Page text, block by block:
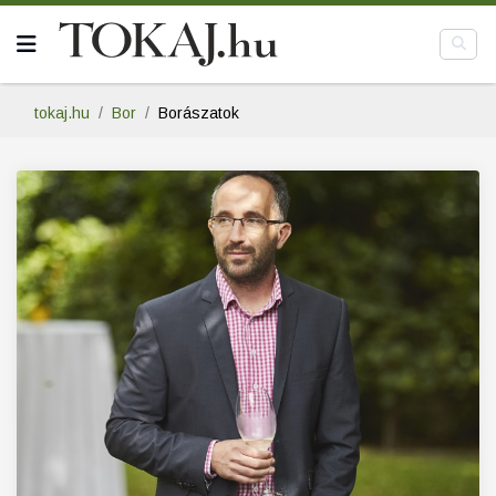
tokaj.hu Bor Borászatok